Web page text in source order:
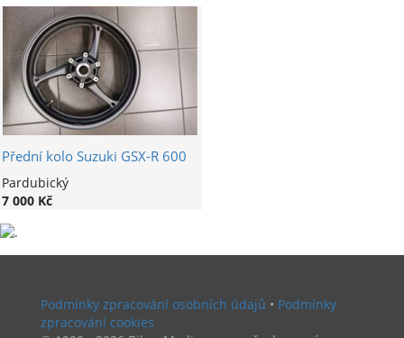
Přední kolo Suzuki GSX-R 600
Pardubický
7 000 Kč
Podmínky zpracování osobních údajů • Podmínky
zpracování cookies